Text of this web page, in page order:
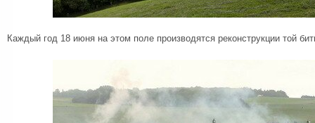
Каждый год 18 июня на этом поле производятся реконструкции той